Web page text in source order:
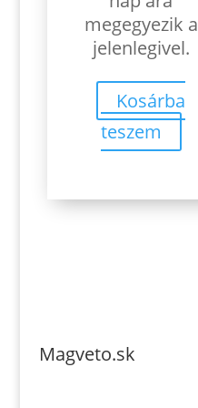
megegyezik a
jelenlegivel.
Kosárba
teszem
Magveto.sk